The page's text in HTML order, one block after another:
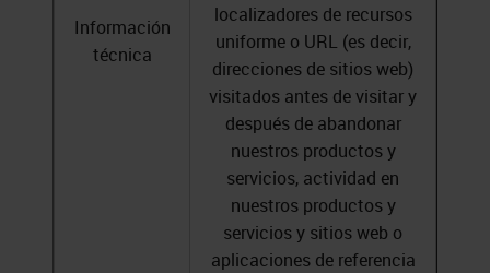
Información
técnica
localizadores de recursos
uniforme o URL (es decir,
direcciones de sitios web)
visitados antes de visitar y
después de abandonar
nuestros productos y
servicios, actividad en
nuestros productos y
servicios y sitios web o
aplicaciones de referencia